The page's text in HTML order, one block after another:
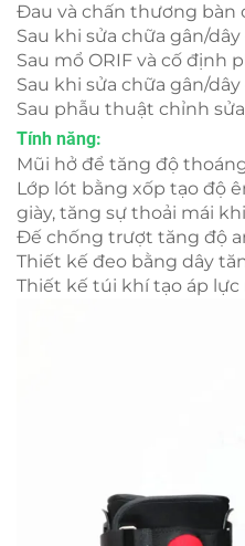
Đau và chấn thương bàn
Sau khi sửa chữa gân/
Sau mổ ORIF và cố định
Sau khi sửa chữa gân/
Sau phẫu thuật chỉnh
Tính năng:
Mũi hở để tăng độ
Lớp lót bằng xốp tạo độ
giày, tăng sự thoải mái
Đế chống trượt tăng độ
Thiết kế đeo bằng dây
Thiết kế túi khí tạo áp